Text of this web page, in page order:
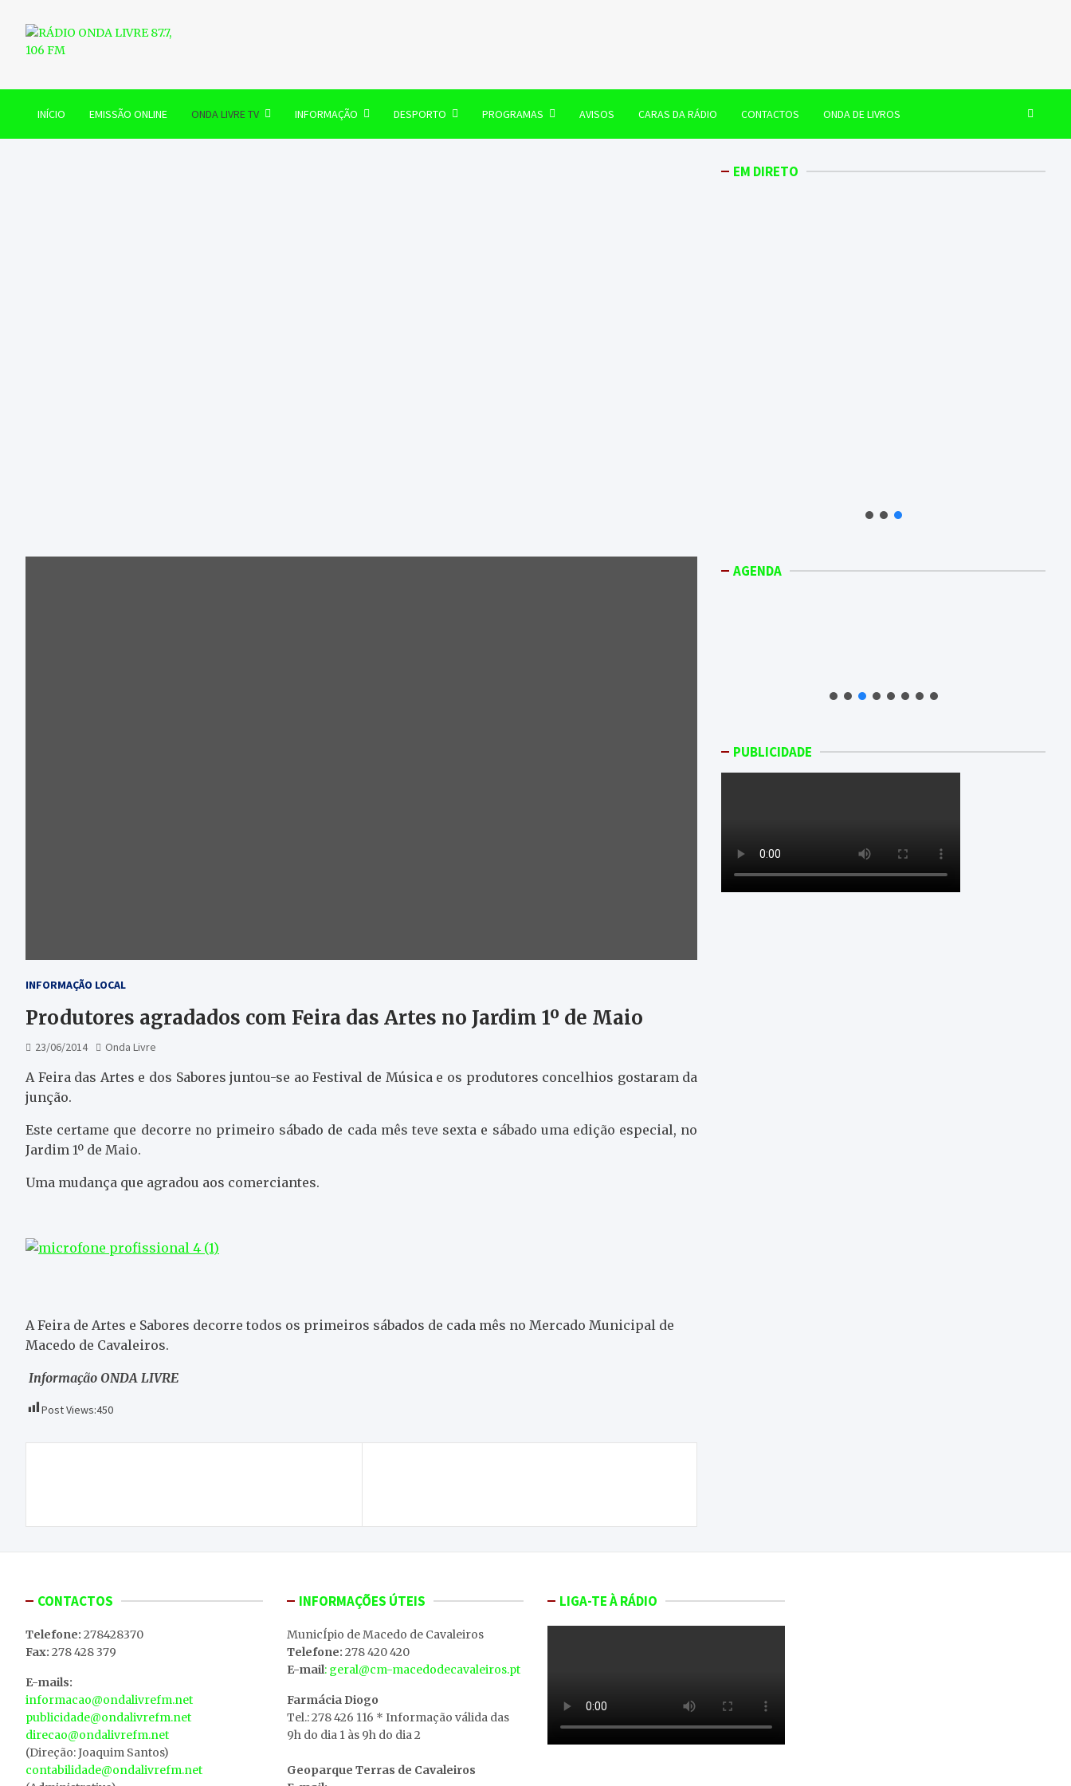
content
RÁDIO ONDA LIVRE 87.7, 106 FM
INÍCIO EMISSÃO ONLINE ONDA LIVRE TV INFORMAÇÃO DESPORTO PROGRAMAS AVISOS CARAS DA RÁDIO CONTACTOS ONDA DE LIVROS
INFORMAÇÃO LOCAL
Produtores agradados com Feira das Artes no Jardim 1º de Maio
23/06/2014 Onda Livre
A Feira das Artes e dos Sabores juntou-se ao Festival de Música e os produtores concelhios gostaram da
junção.
Este certame que decorre no primeiro sábado de cada mês teve sexta e sábado uma edição especial, no
Jardim 1º de Maio.
Uma mudança que agradou aos comerciantes.
A Feira de Artes e Sabores decorre todos os primeiros sábados de cada mês no Mercado Municipal de
Macedo de Cavaleiros.
Informação ONDA LIVRE
Post Views:450
artigos
EM DIRETO
AGENDA
PUBLICIDADE
CONTACTOS
Telefone: 278428370
Fax: 278 428 379
E-mails:
informacao@ondalivrefm.net
publicidade@ondalivrefm.net
direcao@ondalivrefm.net
(Direção: Joaquim Santos)
contabilidade@ondalivrefm.net
INFORMAÇÕES ÚTEIS
MunicÍpio de Macedo de Cavaleiros
Telefone: 278 420 420
E-mail: geral@cm-macedodecavaleiros.pt
Farmácia Diogo
Tel.: 278 426 116 * Informação válida das
9h do dia 1 às 9h do dia 2
Geoparque Terras de Cavaleiros
LIGA-TE À RÁDIO